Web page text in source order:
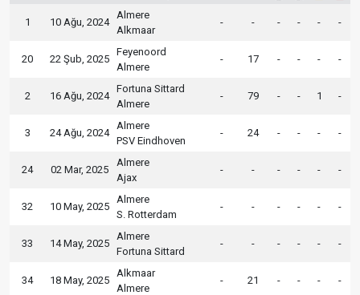
1 10 Ağu, 2024
Almere
Alkmaar
- - - - - -
20 22 Şub, 2025
Feyenoord
Almere
- 17 - - - -
2 16 Ağu, 2024
Fortuna Sittard
Almere
- 79 - - 1 -
3 24 Ağu, 2024
Almere
PSV Eindhoven
- 24 - - - -
24 02 Mar, 2025
Almere
Ajax
- - - - - -
32 10 May, 2025
Almere
S. Rotterdam
- - - - - -
33 14 May, 2025
Almere
Fortuna Sittard
- - - - - -
34 18 May, 2025
Alkmaar
Almere
- 21 - - - -